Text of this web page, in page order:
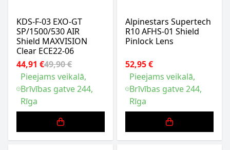
KDS-F-03 EXO-GT
SP/1500/530 AIR
Shield MAXVISION
Clear ECE22-06
44,91 €49,90 €
Pieejams veikalā,
Brīvības gatve 244,
Rīga
Alpinestars Supertech
R10 AFHS-01 Shield
Pinlock Lens
52,95 €
Pieejams veikalā,
Brīvības gatve 244,
Rīga